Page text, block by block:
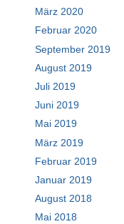
März 2020
Februar 2020
September 2019
August 2019
Juli 2019
Juni 2019
Mai 2019
März 2019
Februar 2019
Januar 2019
August 2018
Mai 2018